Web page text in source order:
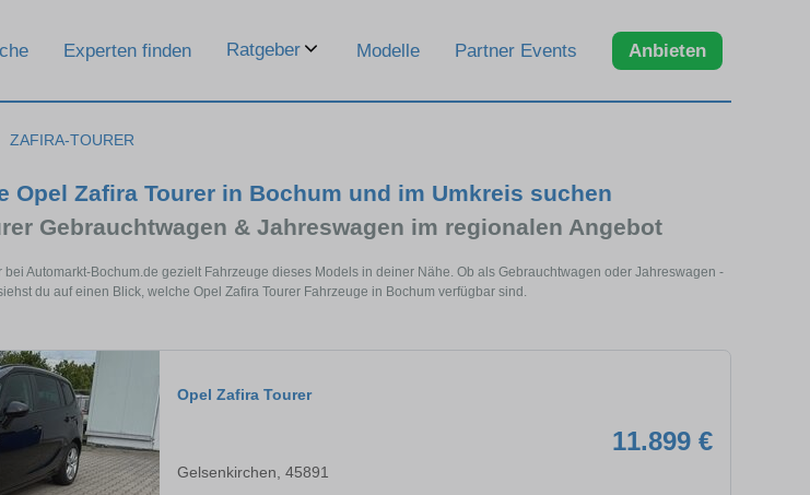
Experten finden Ratgeber Modelle Partner Events Anbieten
ZAFIRA-TOURER
Opel Zafira Tourer in Bochum und im Umkreis suchen
Gebrauchtwagen & Jahreswagen im regionalen Angebot
bei Automarkt-Bochum.de gezielt Fahrzeuge dieses Models in deiner Nähe. Ob als Gebrauchtwagen oder Jahreswagen -
du auf einen Blick, welche Opel Zafira Tourer Fahrzeuge in Bochum verfügbar sind.
Opel Zafira Tourer
11.899 €
Gelsenkirchen, 45891